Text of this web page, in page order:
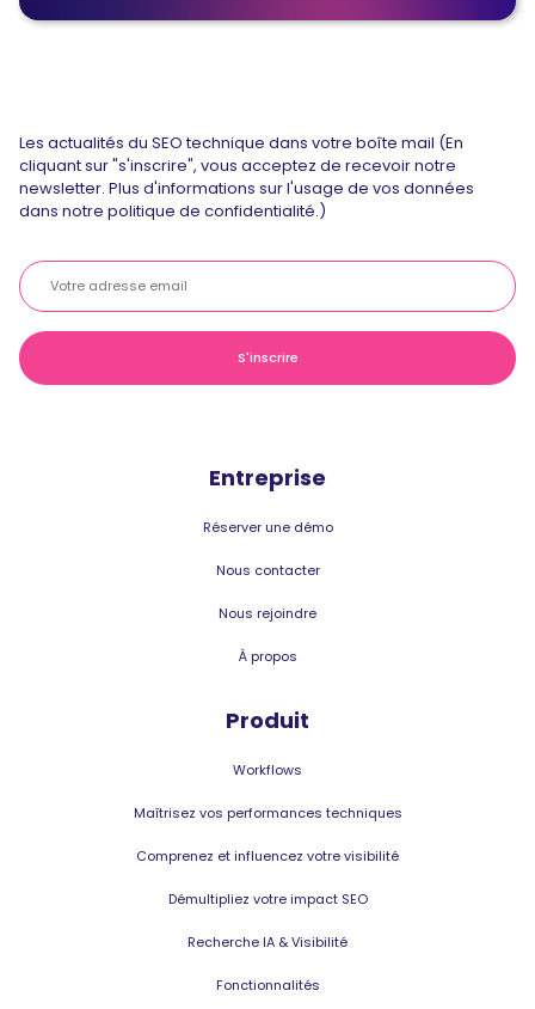
Entreprise
Réserver une démo
Nous contacter
Nous rejoindre
À propos
Produit
Workflows
Maîtrisez vos performances techniques
Comprenez et influencez votre visibilité
Démultipliez votre impact SEO
Recherche IA & Visibilité
Fonctionnalités
Les actualités du SEO technique dans votre boîte mail (En
cliquant sur "s'inscrire", vous acceptez de recevoir notre
newsletter. Plus d'informations sur l'usage de vos données
dans notre politique de confidentialité.)